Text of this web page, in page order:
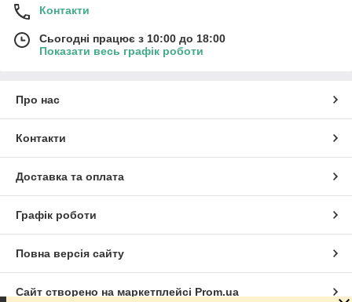
Контакти
Сьогодні працює з 10:00 до 18:00
Показати весь графік роботи
Про нас
Контакти
Доставка та оплата
Графік роботи
Повна версія сайту
Сайт створено на маркетплейсі Prom.ua